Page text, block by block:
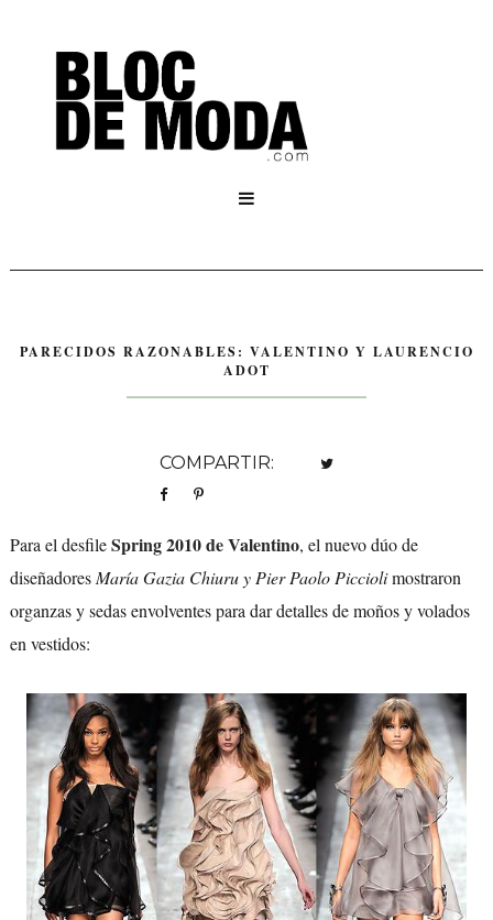

PARECIDOS RAZONABLES: VALENTINO Y LAURENCIO
ADOT
COMPARTIR:
Para el desfileSpring 2010 de Valentino, el nuevo dúo de
diseñadoresMaría Gazia Chiuru y Pier Paolo Picciolimostraron
organzas y sedas envolventes para dar detalles de moños y volados
en vestidos: